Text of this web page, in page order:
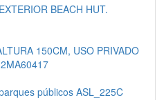
BEACH HUT.
150CM, USO PRIVADO
públicos ASL_225C